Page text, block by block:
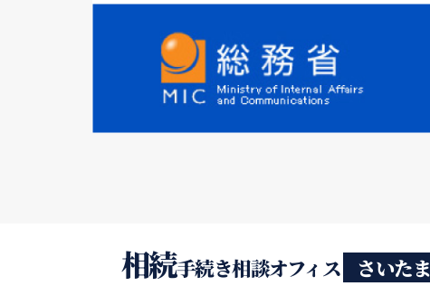
相続手続き相談オフィス さいたま